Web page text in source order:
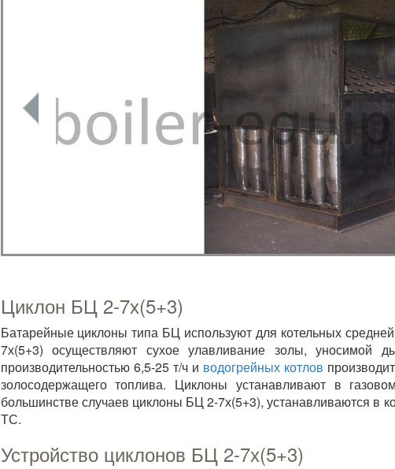
Циклон БЦ 2-7х(5+3)
Батарейные циклоны типа БЦ используют для котельных
7х(5+3) осуществляют сухое улавливание золы, уносимой
производительностью 6,5-25 т/ч и водогрейных котлов
золосодержащего топлива. Циклоны устанавливают в
большинстве случаев циклоны БЦ 2-7х(5+3), устанавливаются в
ТС.
Устройство циклонов БЦ 2-7х(5+3)